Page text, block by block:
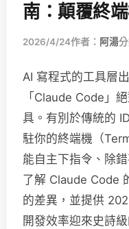
南：顛覆終
2026/4/24作者： 阿湯分
AI 寫程式的工具層
「Claude Code」
具。有別於傳統的
駐你的終端機（
能自主下指令、除
了解 Claude Code
的差異，並提供
開發效率迎來史詩級